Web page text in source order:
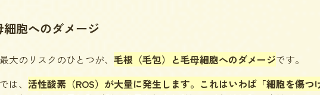
胞へのダメージ
大のリスクのひとつが、 毛根（毛包）と毛母細胞へのダメージです。
は、 活性酸素（ROS）が大量に発生します。これはいわば「細胞を傷つ